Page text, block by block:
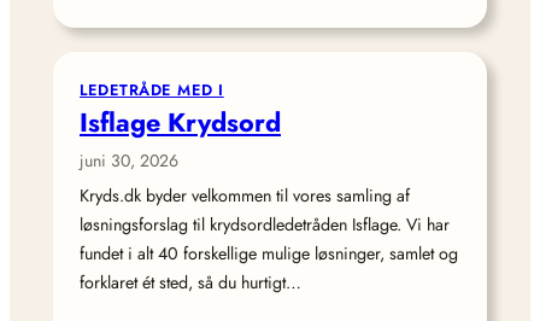
LEDETRÅDE MED I
Isflage Krydsord
juni 30, 2026
Kryds.dk byder velkommen til vores samling af
løsningsforslag til krydsordledetråden Isflage. Vi har
fundet i alt 40 forskellige mulige løsninger, samlet og
forklaret ét sted, så du hurtigt…